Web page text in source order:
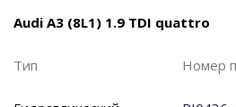
Audi A3 (8L1) 1.9 TDI quattro
Тип
Номер